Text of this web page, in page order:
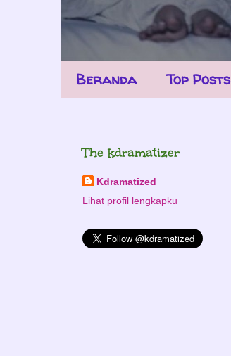
Beranda Top Posts
The kdramatizer
Kdramatized
Lihat profil lengkapku